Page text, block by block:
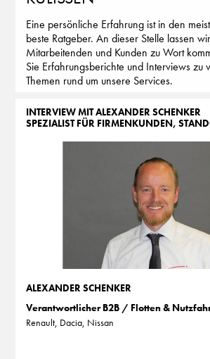
Eine persönliche Erfahrung ist in den
beste Ratgeber. An dieser Stelle lassen
Mitarbeitenden und Kunden zu Wort
Sie Erfahrungsberichte und Interviews zu
Themen rund um unsere Services.
INTERVIEW MIT ALEXANDER SCHENKER
SPEZIALIST FÜR FIRMENKUNDEN,
ALEXANDER SCHENKER
Verantwortlicher B2B / Flotten &
Renault, Dacia, Nissan